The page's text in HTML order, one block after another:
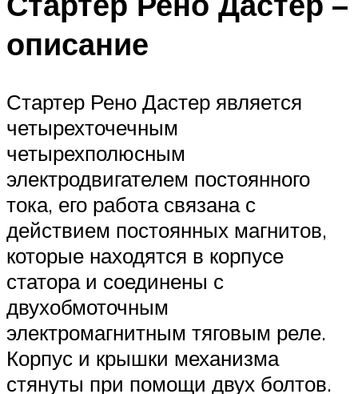
описание
Стартер Рено Дастер является
четырехточечным
четырехполюсным
электродвигателем постоянного
тока, его работа связана с
действием постоянных магнитов,
которые находятся в корпусе
статора и соединены с
двухобмоточным
электромагнитным тяговым реле.
Корпус и крышки механизма
стянуты при помощи двух болтов.